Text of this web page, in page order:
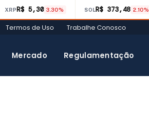
XRPR$ 5,30 3.30% SOLR$ 373,48 2.10%
Termos de Uso Trabalhe Conosco
Mercado Regulamentação